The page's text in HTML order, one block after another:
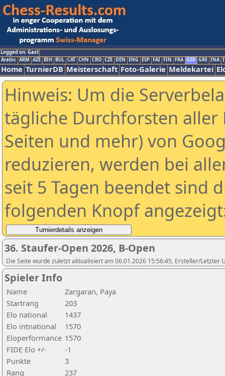
Logged on: Gast
Arabic ARM AZE BIH BUL CAT CHN CRO CZE DEN ENG ESP FAI FIN FRA GER GRE INA
Home TurnierDB Meisterschaft Foto-Galerie Meldekartei
Hinweis: Um die
tägliche Durchforsten aller
Seiten und mehr) von
reduzieren, werden bei
seit 5 Tagen beendet sind
folgenden Knopf
36. Staufer-Open 2026, B-Open
Die Seite wurde zuletzt aktualisiert am 06.01.2026 15:56:45, Ersteller/Letzter
Spieler Info
Name
Zargaran, Paya
Startrang
203
Elo national
1437
Elo intnational
1570
Eloperformance 1570
FIDE Elo +/-
-1
Punkte
3
Rang
237